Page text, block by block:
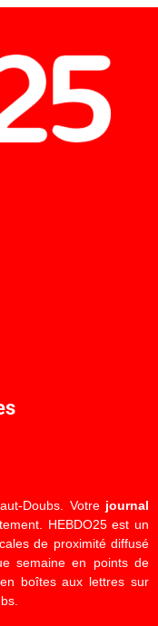
Doubs. Votre journal
HEBDO25 est un
de proximité diffusé
semaine en points de
boîtes aux lettres sur